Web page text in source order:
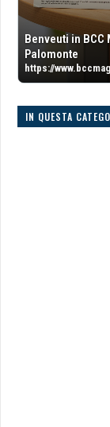
Benveuti in BCC
Palomonte
https://
IN QUESTA